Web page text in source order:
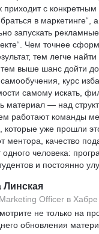
приходит с
в маркетинге“,
запускать
Чем точнее
тем легче
выше шанс дойти до
курс
самому искать,
материал — над
работают команды
которые уже прошли
ментора, качество
одного человека:
и постоянно
Линская
Officer в Хабре
не только на
обновления